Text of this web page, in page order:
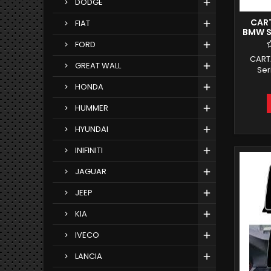
DODGE
FIAT
FORD
GREAT WALL
HONDA
HUMMER
HYUNDAI
INIFINITI
JAGUAR
JEEP
KIA
IVECO
LANCIA
BMW